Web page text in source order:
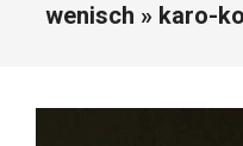
wenisch » karo-